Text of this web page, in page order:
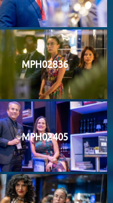
MPH02836
MPH02405